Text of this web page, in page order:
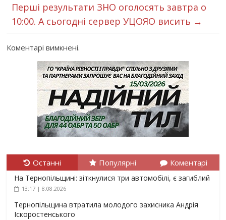
Перші результати ЗНО оголосять завтра о
10:00. А сьогодні сервер УЦОЯО висить →
Коментарі вимкнені.
Останні Популярні Коментарі
На Тернопільщині: зіткнулися три автомобілі, є загиблий
13:17 | 8.08.2026
Тернопільщина втратила молодого захисника Андрія
Іскоростенського